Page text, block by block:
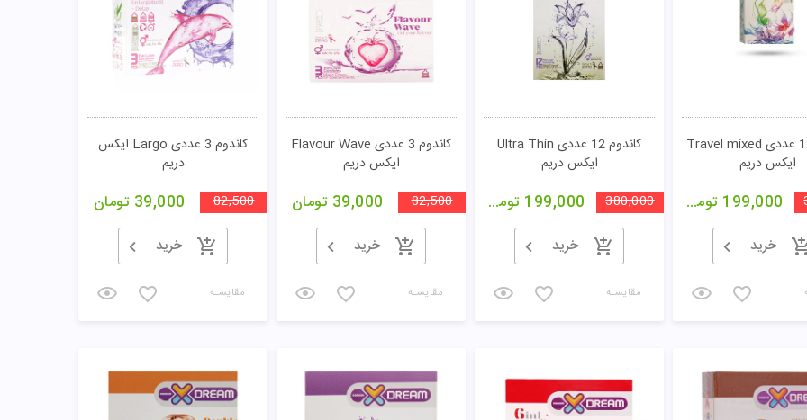
کاندوم 12 عددی Travel mixed
ایکس دریم
199,000 تومان
خرید
کاندوم 12 عددی Ultra Thin
ایکس دریم
380,000
199,000 تومان
خرید
مقایسـه
کاندوم 3 عددی Flavour Wave
ایکس دریم
82,500
39,000 تومان
خرید
مقایسـه
کاندوم 3 عددی Largo ایکس
دریم
82,500
39,000 تومان
خرید
مقایسـه